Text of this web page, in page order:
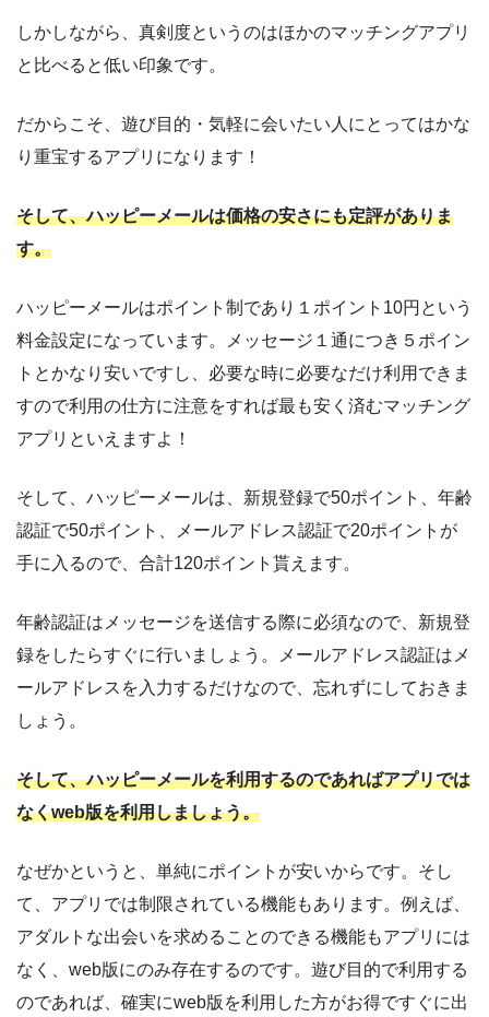
しかしながら、真剣度というのはほかのマッチングアプリ
と比べると低い印象です。
だからこそ、遊び目的・気軽に会いたい人にとってはかな
り重宝するアプリになります！
そして、ハッピーメールは価格の安さにも定評がありま
す。
ハッピーメールはポイント制であり１ポイント10円という
料金設定になっています。メッセージ１通につき５ポイン
トとかなり安いですし、必要な時に必要なだけ利用できま
すので利用の仕方に注意をすれば最も安く済むマッチング
アプリといえますよ！
そして、ハッピーメールは、 新規登録で50ポイント、年齢
認証で50ポイント、メールアドレス認証で20ポイントが
手に入るので、合計120ポイント貰えます。
年齢認証はメッセージを送信する際に必須なので、新規登
録をしたらすぐに行いましょう。メールアドレス認証はメ
ールアドレスを入力するだけなので、忘れずにしておきま
しょう。
そして、ハッピーメールを利用するのであればアプリでは
なくweb版を利用しましょう。
なぜかというと、単純にポイントが安いからです。そし
て、アプリでは制限されている機能もあります。例えば、
アダルトな出会いを求めることのできる機能もアプリには
なく、web版にのみ存在するのです。遊び目的で利用する
のであれば、確実にweb版を利用した方がお得ですぐに出